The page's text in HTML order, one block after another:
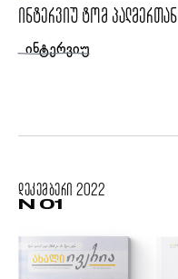
ინტერვიუ ტომ პალმერთან
ინტერვიუ
დეკემბერი 2022
N 01